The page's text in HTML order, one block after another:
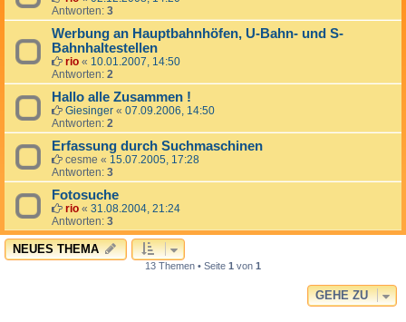
Antworten: 3
Werbung an Hauptbahnhöfen, U-Bahn- und S-
Bahnhaltestellen
rio « 10.01.2007, 14:50
Antworten: 2
Hallo alle Zusammen !
Giesinger « 07.09.2006, 14:50
Antworten: 2
Erfassung durch Suchmaschinen
cesme « 15.07.2005, 17:28
Antworten: 3
Fotosuche
rio « 31.08.2004, 21:24
Antworten: 3
NEUES THEMA
13 Themen • Seite 1 von 1
GEHE ZU